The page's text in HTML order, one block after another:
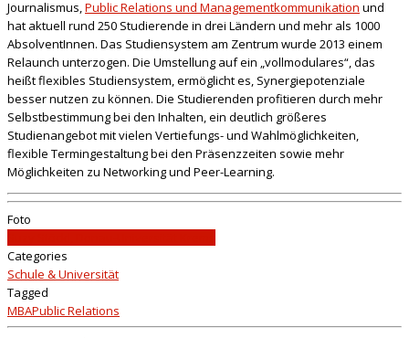
Journalismus,Public Relations und Managementkommunikation und
hat aktuell rund 250 Studierende in drei Ländern und mehr als 1000
AbsolventInnen. Das Studiensystem am Zentrum wurde 2013 einem
Relaunch unterzogen. Die Umstellung auf ein „vollmodulares“, das
heißt flexibles Studiensystem, ermöglicht es, Synergiepotenziale
besser nutzen zu können. Die Studierenden profitieren durch mehr
Selbstbestimmung bei den Inhalten, ein deutlich größeres
Studienangebot mit vielen Vertiefungs- und Wahlmöglichkeiten,
flexible Termingestaltung bei den Präsenzzeiten sowie mehr
Möglichkeiten zu Networking und Peer-Learning.
Foto
Categories
Schule & Universität
Tagged
MBAPublic Relations